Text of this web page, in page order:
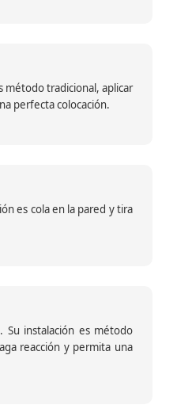
método tradicional, aplicar
perfecta colocación.
es cola en la pared y tira
Su instalación es método
reacción y permita una